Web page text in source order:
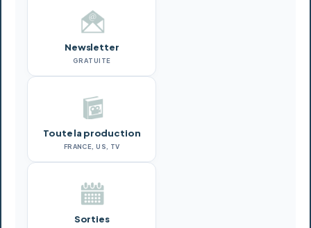
Newsletter
GRATUITE
Toute la production
FRANCE, US, TV
Sorties